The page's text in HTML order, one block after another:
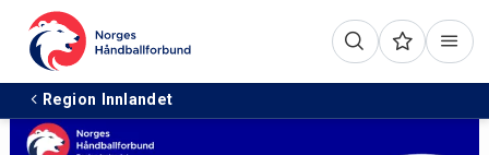
Region Innlandet